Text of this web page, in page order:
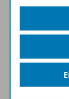
Folgen Sie